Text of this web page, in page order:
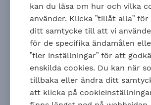
”kapas” den lön som
I tabellen ser du vilken maximal
kan ingå i beräkningen av din
år räknas för sig. Du kan inte spara
löneutrymme till nästa år.
Antal
månader
Maximal
lönehöjning
som kan bli
Höjning
i % för
kan du läsa om hur och vilka
använder. Klicka ”tillåt alla”
ditt samtycke till att vi
för de specifika ändamålen
”fler inställningar” för att
enskilda cookies. Du kan när
tillbaka eller ändra ditt
att klicka på